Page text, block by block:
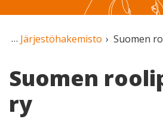
Järjestöhakemisto Suomen
Suomen
ry